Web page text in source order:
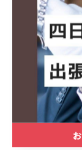
#四日市 #名
#買取マクサ
#ソファ買取
賀買取 #大津
え #不要家具
テリア家具 #
#BoConcept